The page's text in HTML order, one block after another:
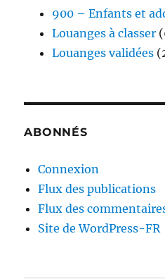
900 – Enfants et
Louanges à classer
Louanges validées
ABONNÉS
Connexion
Flux des publications
Flux des
Site de WordPress-FR